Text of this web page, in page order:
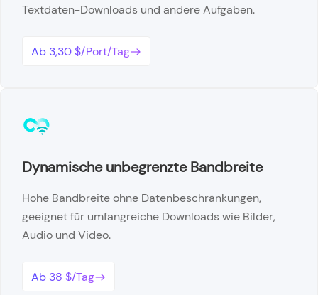
Textdaten-Downloads und andere Aufgaben.
Ab 3,30 $/Port/Tag
Dynamische unbegrenzte Bandbreite
Hohe Bandbreite ohne Datenbeschränkungen,
geeignet für umfangreiche Downloads wie Bilder,
Audio und Video.
Ab 38 $/Tag